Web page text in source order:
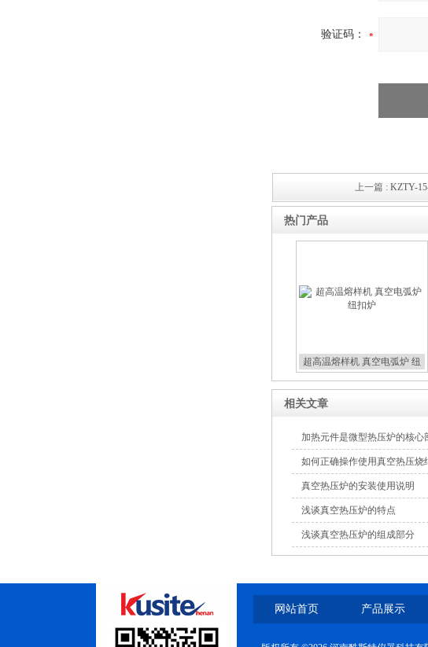
验证码：
上一篇 : KZTY-
热门产品
超高温熔样机 真空电弧炉 纽
相关文章
加热元件是微型热压炉的核心
如何正确操作使用真空热压烧
真空热压炉的安装使用说明
浅谈真空热压炉的特点
浅谈真空热压炉的组成部分
网站首页 产品展示